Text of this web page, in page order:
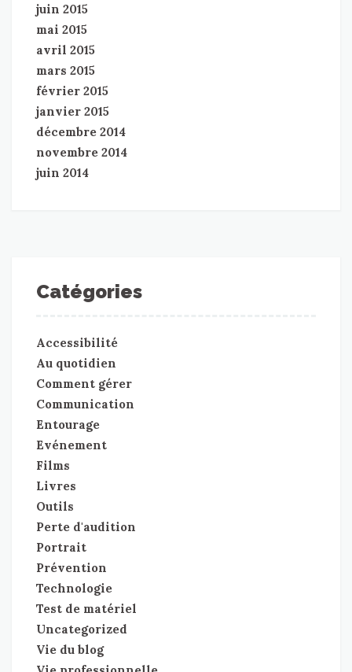
juin 2015
mai 2015
avril 2015
mars 2015
février 2015
janvier 2015
décembre 2014
novembre 2014
juin 2014
Catégories
Accessibilité
Au quotidien
Comment gérer
Communication
Entourage
Evénement
Films
Livres
Outils
Perte d'audition
Portrait
Prévention
Technologie
Test de matériel
Uncategorized
Vie du blog